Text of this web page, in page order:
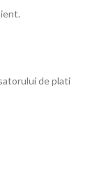
de plati